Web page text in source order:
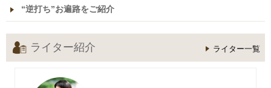
“逆打ち”お遍路をご紹介
ライター紹介 ライター一覧